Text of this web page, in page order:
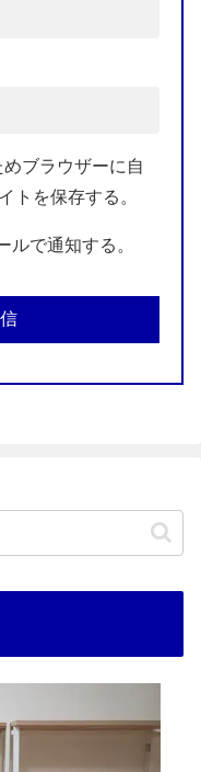
ブラウザーに自
トを保存する。
ルで通知する。